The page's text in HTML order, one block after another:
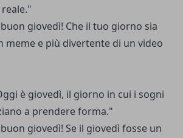
giovedì! Che il tuo giorno sia
meme e più divertente di un video
è giovedì, il giorno in cui i sogni
a prendere forma."
giovedì! Se il giovedì fosse un